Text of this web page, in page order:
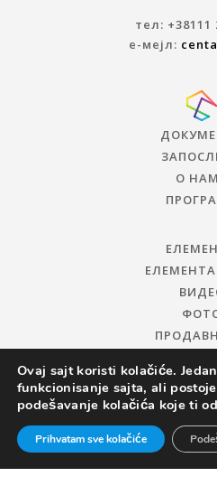
тел: +38111
е-мејл:
О
© 2019 ЦЕНТАР ЗА
Ovaj sajt koristi kolačiće.
funkcionisanje sajta, ali
podešavanje kolačića koje ti
Prihvatam sve kolačiće